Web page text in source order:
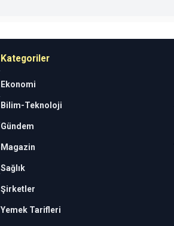
Kategoriler
Ekonomi
Bilim-Teknoloji
Gündem
Magazin
Sağlık
Şirketler
Yemek Tarifleri